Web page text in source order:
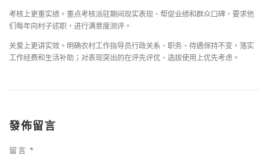
考核上更重实绩。重点考核派驻期间现实表现、帮促业绩和群众口碑，要求他
们每年向村子述职，进行满意度测评。
关爱上更讲实效。明确农村工作指导员行政关系、职务、待遇保持不变，落实
工作经费和生活补助；对表现突出的在评先评优、选拔使用上优先考虑。
發佈留言
留言 *